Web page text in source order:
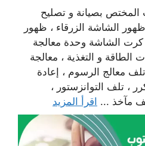
المختص بصيانة و تصليح
الشاشة الزرقاء ، ظهور
كرت الشاشة وحدة معالجة
و التغذية ، معالجة
معالج الرسوم ، إعادة
، تلف التوانزستور ،
مآخذ ... اقرأ المزيد